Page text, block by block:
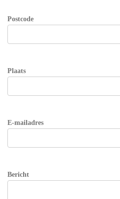
Postcode
Plaats
E-mailadres
Bericht